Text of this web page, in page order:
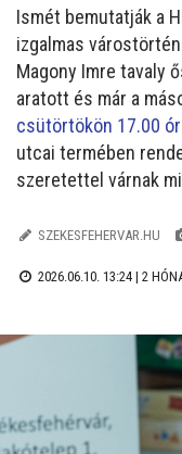
Ismét bemutatják a
izgalmas
Magony Imre tavaly
aratott és már a
csütörtökön 17.00
utcai termében
szeretettel várnak
SZEKESFEHERVAR.HU
2026.06.10. 13:24 | 2